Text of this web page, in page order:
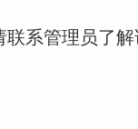
系管理员了